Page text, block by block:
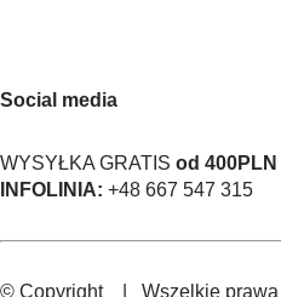
Social media
WYSYŁKA GRATIS od 400PLN
INFOLINIA: +48 667 547 315
© Copyright | Wszelkie